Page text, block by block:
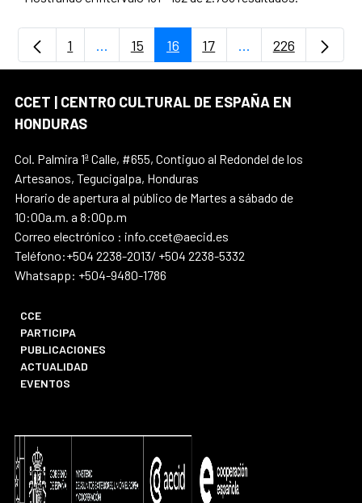
Página
1 ...Páginas intermedias Use TAB para
Página
15 Página
16 Página
17 ...PáginasPágina
226
CCET | CENTRO CULTURAL DE ESPAÑA EN
HONDURAS
Col. Palmira 1ª Calle, #655, Contiguo al Redondel de los
Artesanos, Tegucigalpa, Honduras
Horario de apertura al público de Martes a sábado de
10:00a.m. a 8:00p.m
Correo electrónico : info.ccet@aecid.es
Teléfono:+504 2238-2013/ +504 2238-5332
Whatsapp: +504-9480-1786
CCE
PARTICIPA
PUBLICACIONES
ACTUALIDAD
EVENTOS